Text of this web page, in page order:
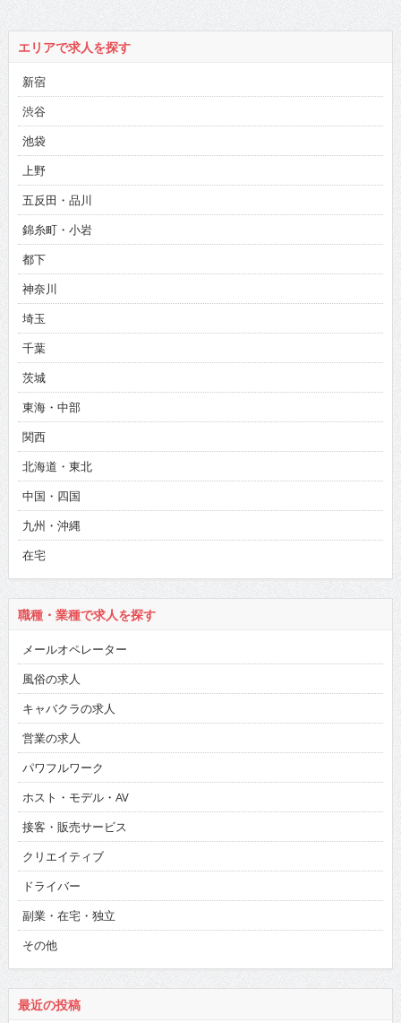
エリアで求人を探す
新宿
渋谷
池袋
上野
五反田・品川
錦糸町・小岩
都下
神奈川
埼玉
千葉
茨城
東海・中部
関西
北海道・東北
中国・四国
九州・沖縄
在宅
職種・業種で求人を探す
メールオペレーター
風俗の求人
キャバクラの求人
営業の求人
パワフルワーク
ホスト・モデル・AV
接客・販売サービス
クリエイティブ
ドライバー
副業・在宅・独立
その他
最近の投稿